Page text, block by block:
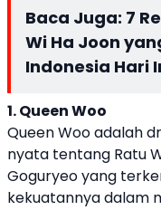
Baca Juga: 7
Wi Ha Joon
Indonesia Hari
1. Queen Woo
Queen Woo adalah
nyata tentang Ratu
Goguryeo yang
kekuatannya dalam